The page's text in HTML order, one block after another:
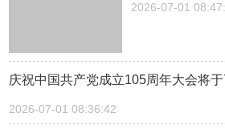
2026-07-01
庆祝中国共产党成立105周年大会将
2026-07-01 08:36:42